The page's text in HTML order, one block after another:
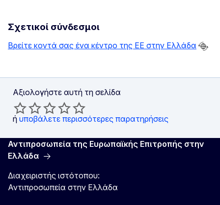
Σχετικοί σύνδεσμοι
Βρείτε κοντά σας ένα κέντρο της ΕΕ στην Ελλάδα
Αξιολογήστε αυτή τη σελίδα
ή υποβάλετε περισσότερες παρατηρήσεις
Αντιπροσωπεία της Ευρωπαϊκής Επιτροπής στην
Ελλάδα
Διαχειριστής ιστότοπου:
Αντιπροσωπεία στην Ελλάδα